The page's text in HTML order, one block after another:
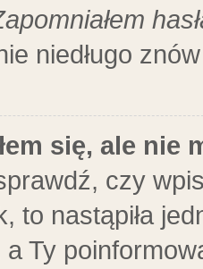
niedługo
się, ale nie
czy
to nastąpiła
a Ty